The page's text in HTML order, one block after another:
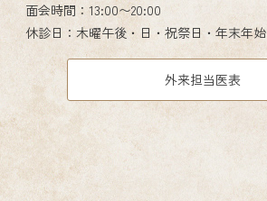
面会時間：13:00〜20:00
休診日：木曜午後・日・祝祭日・年末年始
外来担当医表